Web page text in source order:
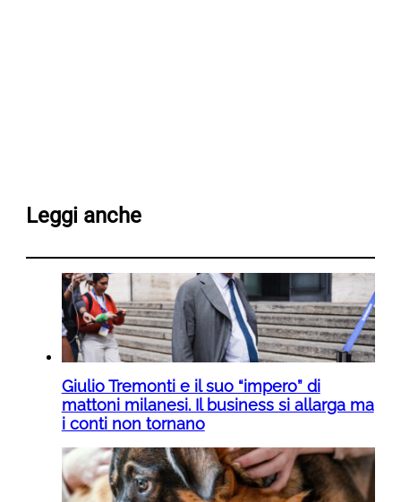
Leggi anche
Giulio Tremonti e il suo “impero” di
mattoni milanesi. Il business si allarga ma
i conti non tornano